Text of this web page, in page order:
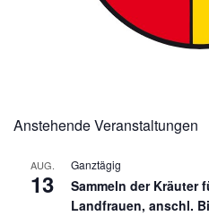
Anstehende Veranstaltungen
AUG.
13
Ganztägig
Sammeln der Kräuter
Landfrauen, anschl.